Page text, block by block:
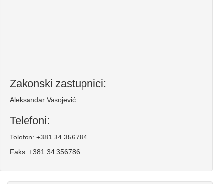
Zakonski zastupnici:
Aleksandar Vasojević
Telefoni:
Telefon: +381 34 356784
Faks: +381 34 356786